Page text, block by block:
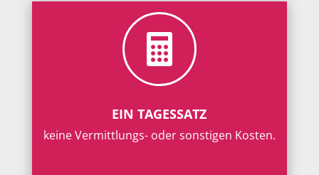

EIN TAGESSATZ
keine Vermittlungs- oder sonstigen Kosten.